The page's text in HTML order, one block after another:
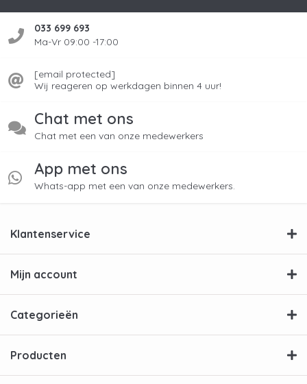
033 699 693
Ma-Vr 09:00 -17:00
[email protected]
Wij reageren op werkdagen binnen 4 uur!
Chat met ons
Chat met een van onze medewerkers
App met ons
Whats-app met een van onze medewerkers.
Klantenservice
Mijn account
Categorieën
Producten